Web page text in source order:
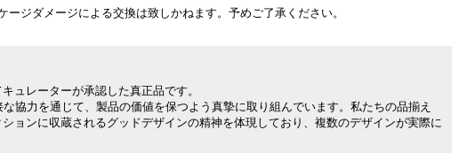
ジダメージによる交換は致しかねます。予めご了承ください。
ュレーターが承認した真正品です。
協力を通じて、製品の価値を保つよう真摯に取り組んでいます。私たちの品揃え
ョンに収蔵されるグッドデザインの精神を体現しており、複数のデザインが実際に